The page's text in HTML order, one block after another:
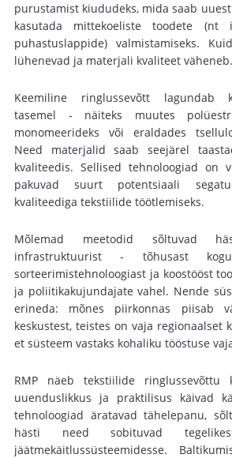
purustamist kiududeks, mida saab
kasutada mittekoeliste toodete (nt
puhastuslappide) valmistamiseks.
lühenevad ja materjali kvaliteet väheneb.
Keemiline ringlussevõtt lagundab
tasemel - näiteks muutes
monomeerideks või eraldades
Need materjalid saab seejärel
kvaliteedis. Sellised tehnoloogiad on
pakuvad suurt potentsiaali
kvaliteediga tekstiilide töötlemiseks.
Mõlemad meetodid sõltuvad
infrastruktuurist - tõhusast
sorteerimistehnoloogiast ja koostööst
ja poliitikakujundajate vahel. Nende
erineda: mõnes piirkonnas piisab
keskustest, teistes on vaja regionaalset
et süsteem vastaks kohaliku tööstuse
RMP näeb tekstiilide ringlussevõttu
uuenduslikkus ja praktilisus käivad
tehnoloogiad äratavad tähelepanu,
hästi need sobituvad
jäätmekäitlussüsteemidesse.